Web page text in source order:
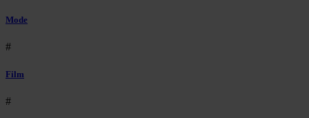
Mode
#
Film
#